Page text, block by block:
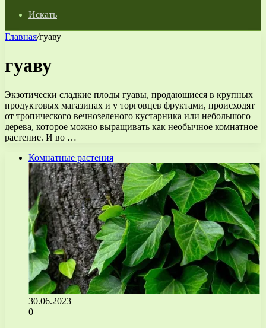
Искать
Главная/гуаву
гуаву
Экзотически сладкие плоды гуавы, продающиеся в крупных
продуктовых магазинах и у торговцев фруктами, происходят
от тропического вечнозеленого кустарника или небольшого
дерева, которое можно выращивать как необычное комнатное
растение. И во …
Комнатные растения
30.06.2023
0